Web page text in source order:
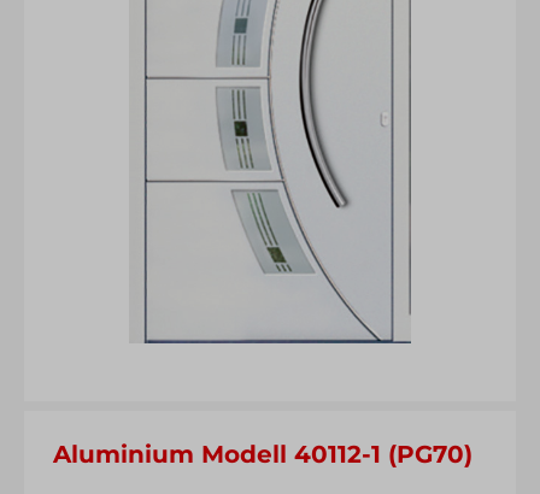
Aluminium Modell 40112-1 (PG70)